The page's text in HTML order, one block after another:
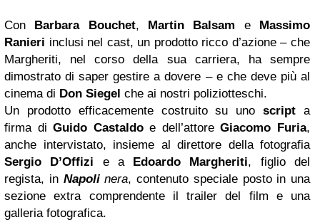
Con Barbara Bouchet, Martin Balsam e Massimo
Ranieri inclusi nel cast, un prodotto ricco d’azione – che
Margheriti, nel corso della sua carriera, ha sempre
dimostrato di saper gestire a dovere – e che deve più al
cinema di Don Siegel che ai nostri poliziotteschi.
Un prodotto efficacemente costruito su unoscript a
firma diGuido Castaldoe dell’attoreGiacomo Furia,
anche intervistato, insieme al direttore della fotografia
Sergio D’Offizi e a Edoardo Margheriti, figlio del
regista, in Napolinera, contenuto speciale posto in una
sezione extra comprendente il trailer del film e una
galleria fotografica.